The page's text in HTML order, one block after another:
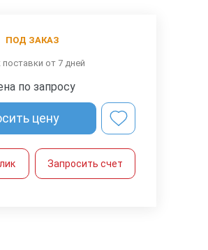
ПОД ЗАКАЗ
поставки от 7 дней
по запросу
цену
Запросить счет